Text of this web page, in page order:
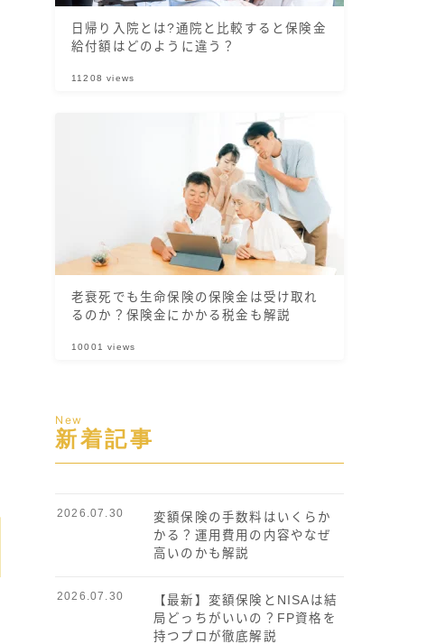
日帰り入院とは?通院と比較すると保険金
給付額はどのように違う？
11208 views
老衰死でも生命保険の保険金は受け取れ
るのか？保険金にかかる税金も解説
10001 views
New
新着記事
変額保険の手数料はいくらか
かる？運用費用の内容やなぜ
高いのかも解説
2026.07.30
【最新】変額保険とNISAは結
局どっちがいいの？FP資格を
持つプロが徹底解説
2026.07.30